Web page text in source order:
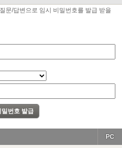
문/답변으로 임시 비밀번호를 발급 받을
PC